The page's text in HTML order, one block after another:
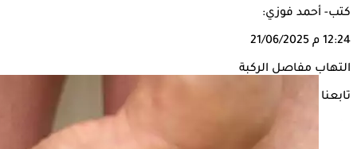
كتب- أحمد فوزي:
12:24 م 21/06/2025
التهاب مفاصل الركبة
تابعنا على